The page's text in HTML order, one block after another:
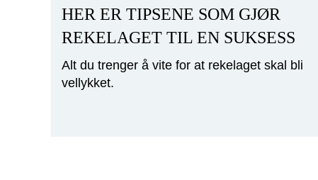
HER ER TIPSENE SOM GJØR
REKELAGET TIL EN SUKSESS
Alt du trenger å vite for at rekelaget skal bli
vellykket.